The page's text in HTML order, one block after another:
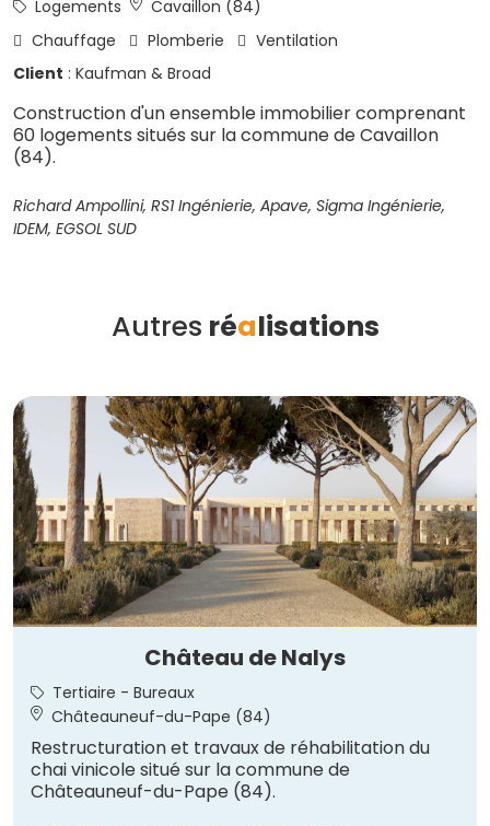
Logements
Cavaillon (84)
Chauffage
Plomberie
Ventilation
Client : Kaufman & Broad
Construction d'un ensemble immobilier comprenant
60 logements situés sur la commune de Cavaillon
(84).
Richard Ampollini, RS1 Ingénierie, Apave, Sigma Ingénierie,
IDEM, EGSOL SUD
Autres réalisations
Château de Nalys
Tertiaire - Bureaux
Châteauneuf-du-Pape (84)
Restructuration et travaux de réhabilitation du
chai vinicole situé sur la commune de
Châteauneuf-du-Pape (84).